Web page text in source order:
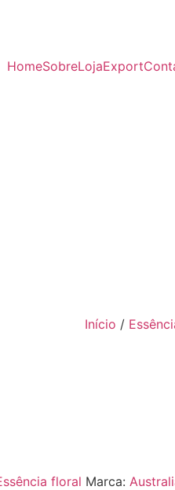
HomeSobreLojaExport
Início /
floral Marca: